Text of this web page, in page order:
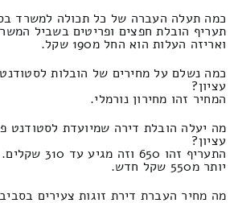
כמה תעלה העברה של כל תכולה למשרד
תעריף הובלת חפצים ופריטים בשביל
ואריזה העלות הוא החל מ190 שקל.
כמה נשלם על מחירים של הובלות
עציון?
המחיר זהו מחירון נורמלי.
מה יעלה הובלת דירה שמיועדת לסטודנט
עציון?
יותר מ550 שקל חדש.
מה מחיר העברת דירת זוגות צעירים